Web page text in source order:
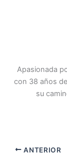
Apasionada
con 38 años
su
ANTERIOR